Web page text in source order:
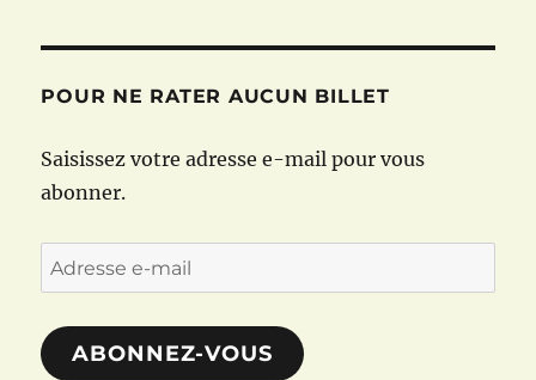
POUR NE RATER AUCUN BILLET
Saisissez votre adresse e-mail pour vous
abonner.
Adresse
e-
mail
ABONNEZ-VOUS